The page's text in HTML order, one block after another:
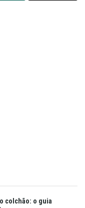
colchão: o guia